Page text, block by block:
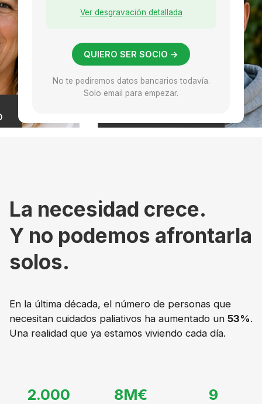
Ver desgravación detallada
QUIERO SER SOCIO →
No te pediremos datos bancarios todavía.
Solo email para empezar.
La necesidad crece.
Y no podemos afrontarla
solos.
En la última década, el número de personas que
necesitan cuidados paliativos ha aumentado un 53%.
Una realidad que ya estamos viviendo cada día.
2.000 8M€ 9